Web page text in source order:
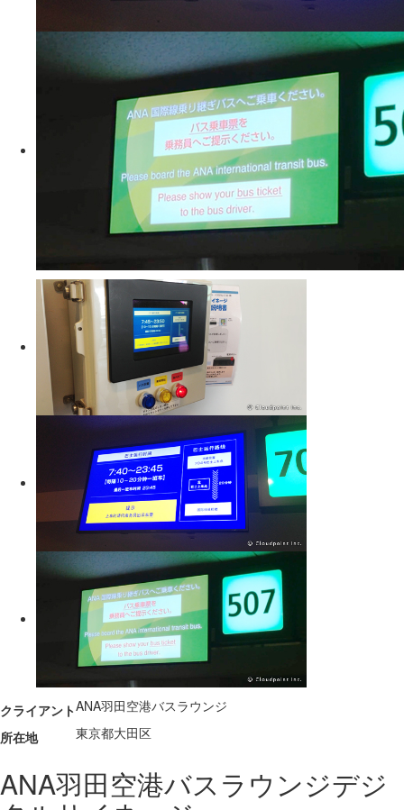
クライアントANA羽田空港バスラウンジ
所在地
東京都大田区
ANA羽田空港バスラウンジデジ